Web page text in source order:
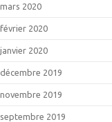
mars 2020
février 2020
janvier 2020
décembre 2019
novembre 2019
septembre 2019